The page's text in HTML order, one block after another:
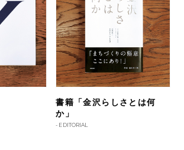
書籍「金沢らしさとは何
か」
- EDITORIAL